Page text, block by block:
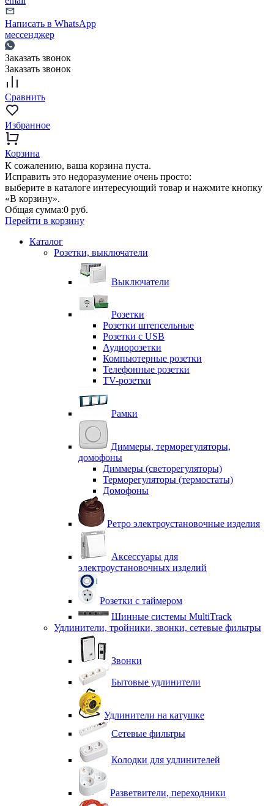
Написать в WhatsApp
мессенджер
Заказать звонок
Заказать звонок
Сравнить
Избранное
Корзина
К сожалению, ваша корзина пуста.
Исправить это недоразумение очень просто:
выберите в каталоге интересующий товар и нажмите кнопку
«В корзину».
Общая сумма:0 руб.
Перейти в корзину
Каталог
Розетки, выключатели
Выключатели
Розетки
Розетки штепсельные
Розетки с USB
Аудиорозетки
Компьютерные розетки
Телефонные розетки
TV-розетки
Рамки
Диммеры, терморегуляторы,
домофоны
Диммеры (светорегуляторы)
Терморегуляторы (термостаты)
Домофоны
Ретро электроустановочные изделия
Аксессуары для
электроустановочных изделий
Розетки с таймером
Шинные системы MultiTrack
Удлинители, тройники, звонки, сетевые фильтры
Звонки
Бытовые удлинители
Удлинители на катушке
Сетевые фильтры
Колодки для удлинителей
Разветвители, переходники